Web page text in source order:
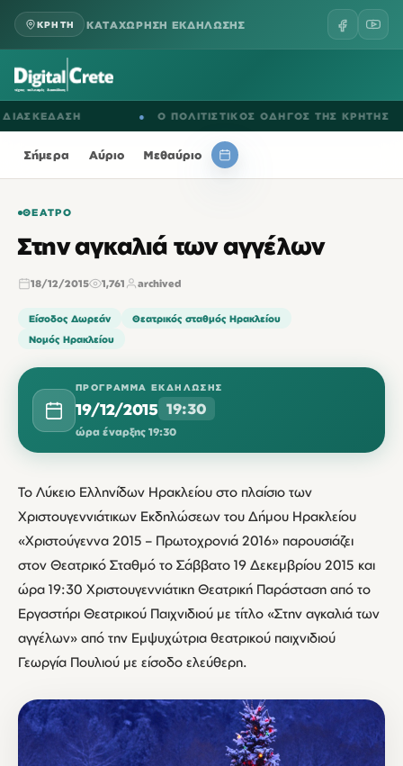
ΚΡΗΤΗ ΚΑΤΑΧΩΡΗΣΗ ΕΚΔΗΛΩΣΗΣ
Ο ΠΟΛΙΤΙΣΤΙΚΟΣ ΟΔΗΓΟΣ ΤΗΣ ΚΡΗΤΗΣ
Σήμερα Αύριο Μεθαύριο
ΘΈΑΤΡΟ
Στην αγκαλιά των αγγέλων
18/12/2015 1,761 archived
Είσοδος Δωρεάν
Θεατρικός σταθμός Ηρακλείου
Νομός Ηρακλείου
ΠΡΌΓΡΑΜΜΑ ΕΚΔΉΛΩΣΗΣ
19/12/2015 19:30
ώρα έναρξης 19:30
Το Λύκειο Ελληνίδων Ηρακλείου στο πλαίσιο των
Χριστουγεννιάτικων Εκδηλώσεων του Δήμου Ηρακλείου
«Χριστούγεννα 2015 – Πρωτοχρονιά 2016» παρουσιάζει
στον Θεατρικό Σταθμό το Σάββατο 19 Δεκεμβρίου 2015 και
ώρα 19:30 Χριστουγεννιάτικη Θεατρική Παράσταση από το
Εργαστήρι Θεατρικού Παιχνιδιού με τίτλο «Στην αγκαλιά των
αγγέλων» από την Εμψυχώτρια θεατρικού παιχνιδιού
Γεωργία Πουλιού με είσοδο ελεύθερη.